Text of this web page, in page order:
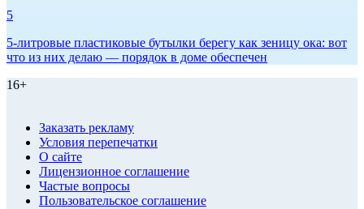
5
5-литровые пластиковые бутылки берегу как зеницу ока: вот
что из них делаю — порядок в доме обеспечен
16+
Заказать рекламу
Условия перепечатки
О сайте
Лицензионное соглашение
Частые вопросы
Пользовательское соглашение